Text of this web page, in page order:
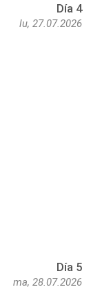
Día 4
lu, 27.07.2026
Día 5
ma, 28.07.2026